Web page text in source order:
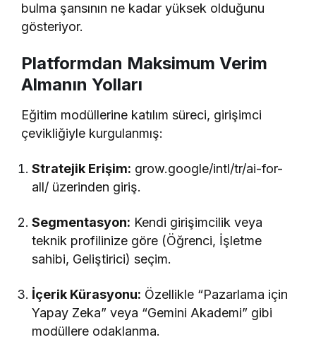
bulma şansının ne kadar yüksek olduğunu
gösteriyor.
Platformdan Maksimum Verim
Almanın Yolları
Eğitim modüllerine katılım süreci, girişimci
çevikliğiyle kurgulanmış:
Stratejik Erişim: grow.google/intl/tr/ai-for-
all/ üzerinden giriş.
Segmentasyon: Kendi girişimcilik veya
teknik profilinize göre (Öğrenci, İşletme
sahibi, Geliştirici) seçim.
İçerik Kürasyonu: Özellikle “Pazarlama için
Yapay Zeka” veya “Gemini Akademi” gibi
modüllere odaklanma.